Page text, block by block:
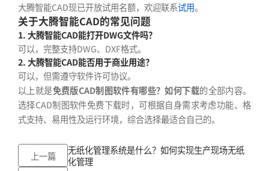
大腾智能CAD现已开放试用名额，欢迎联系试用。
关于大腾智能CAD的常见问题
1. 大腾智能CAD能打开DWG文件吗？
可以，完整支持DWG、DXF格式。
2. 大腾智能CAD能否用于商业用途？
可以，但需遵守软件许可协议。
以上就是免费版CAD制图软件有哪些？如何下载的全部内容。
选择CAD制图软件免费下载时，可根据自身需求考虑功能、格
式支持、易用性及运行环境，综合选择最适合自己的。
上一篇
无纸化管理系统是什么？如何实现生产现场无纸
化管理